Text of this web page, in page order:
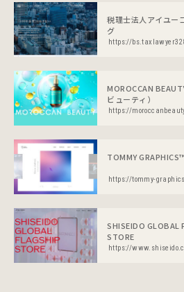
税理士法人アイユー
グ
https://
MOROCCAN
ビューティ）
https://
TOMMY GRAPHICS™
https://tommy-
SHISEIDO GLOBAL
STORE
https://